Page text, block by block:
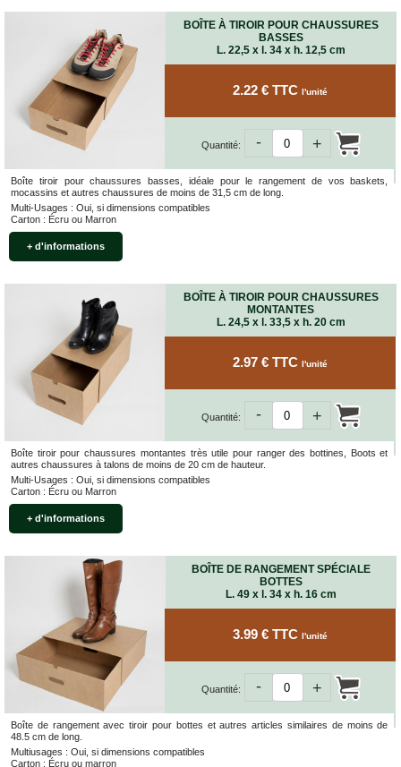
BOÎTE À TIROIR POUR CHAUSSURES
BASSES
L. 22,5 x l. 34 x h. 12,5 cm
Boîte tiroir pour chaussures basses, idéale pour le rangement de vos baskets,
mocassins et autres chaussures de moins de 31,5 cm de long.
Multi-Usages : Oui, si dimensions compatibles
Carton : Écru ou Marron
+ d'informations
2.22 € TTC l'unité
Quantité: +
-
BOÎTE À TIROIR POUR CHAUSSURES
MONTANTES
L. 24,5 x l. 33,5 x h. 20 cm
Boîte tiroir pour chaussures montantes très utile pour ranger des bottines, Boots et
autres chaussures à talons de moins de 20 cm de hauteur.
Multi-Usages : Oui, si dimensions compatibles
Carton : Écru ou Marron
+ d'informations
2.97 € TTC l'unité
Quantité: +
-
BOÎTE DE RANGEMENT SPÉCIALE
BOTTES
L. 49 x l. 34 x h. 16 cm
Boîte de rangement avec tiroir pour bottes et autres articles similaires de moins de
48.5 cm de long.
Multiusages : Oui, si dimensions compatibles
Carton : Écru ou marron
3.99 € TTC l'unité
Quantité: +
-